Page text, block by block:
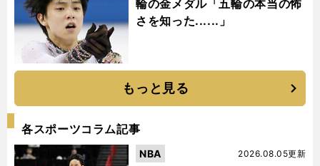
輪の金メダル「五輪の本当の怖
さを知った......」
もっと見る
各スポーツコラム記事
2026.08.05更新
NBA